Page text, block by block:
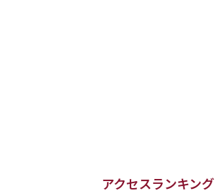
アクセスランキング